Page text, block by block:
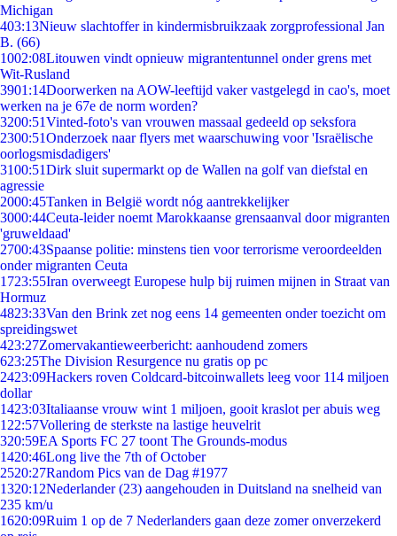
Michigan
403:13Nieuw slachtoffer in kindermisbruikzaak zorgprofessional Jan
B. (66)
1002:08Litouwen vindt opnieuw migrantentunnel onder grens met
Wit-Rusland
3901:14Doorwerken na AOW-leeftijd vaker vastgelegd in cao's, moet
werken na je 67e de norm worden?
3200:51Vinted-foto's van vrouwen massaal gedeeld op seksfora
2300:51Onderzoek naar flyers met waarschuwing voor 'Israëlische
oorlogsmisdadigers'
3100:51Dirk sluit supermarkt op de Wallen na golf van diefstal en
agressie
2000:45Tanken in België wordt nóg aantrekkelijker
3000:44Ceuta-leider noemt Marokkaanse grensaanval door migranten
'gruweldaad'
2700:43Spaanse politie: minstens tien voor terrorisme veroordeelden
onder migranten Ceuta
1723:55Iran overweegt Europese hulp bij ruimen mijnen in Straat van
Hormuz
4823:33Van den Brink zet nog eens 14 gemeenten onder toezicht om
spreidingswet
423:27Zomervakantieweerbericht: aanhoudend zomers
623:25The Division Resurgence nu gratis op pc
2423:09Hackers roven Coldcard-bitcoinwallets leeg voor 114 miljoen
dollar
1423:03Italiaanse vrouw wint 1 miljoen, gooit kraslot per abuis weg
1 22:57Vollering de sterkste na lastige heuvelrit
320:59EA Sports FC 27 toont The Grounds-modus
1420:46Long live the 7th of October
2520:27Random Pics van de Dag #1977
1320:12Nederlander (23) aangehouden in Duitsland na snelheid van
235 km/u
1620:09Ruim 1 op de 7 Nederlanders gaan deze zomer onverzekerd